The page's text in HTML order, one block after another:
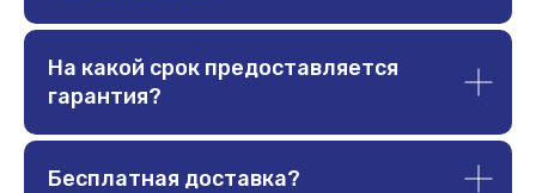
На какой срок предоставляется
гарантия?
Бесплатная доставка?
СТАТЬИ
Стоит ли покупать жёсткий матрас?
Полезно ли спать на жёстком?
Как и какой выбрать матрас?
Категории тканей